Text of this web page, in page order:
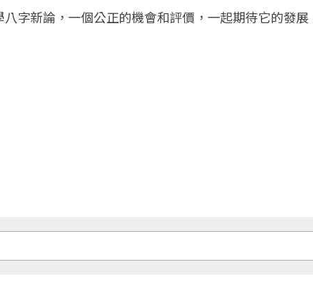
字新論，一個公正的機會和評價，一起期待它的發